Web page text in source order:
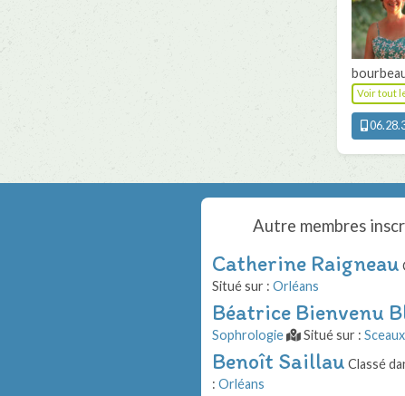
Voir tout
Autre membres
Catherine Raigneau
Situé sur : Orléans
Béatrice Bienvenu
Sophrologie
Situé sur :
Benoît Saillau Classé
: Orléans